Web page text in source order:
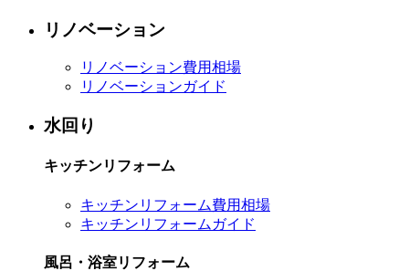
リノベーション
リノベーション費用相場
リノベーションガイド
水回り
キッチンリフォーム
キッチンリフォーム費用相場
キッチンリフォームガイド
風呂・浴室リフォーム